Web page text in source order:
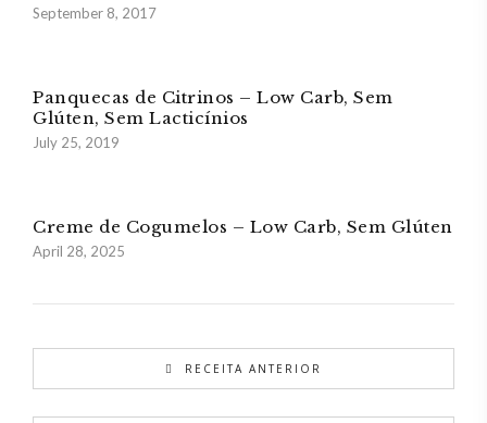
September 8, 2017
Panquecas de Citrinos – Low Carb, Sem
Glúten, Sem Lacticínios
July 25, 2019
Creme de Cogumelos – Low Carb, Sem Glúten
April 28, 2025
RECEITA ANTERIOR